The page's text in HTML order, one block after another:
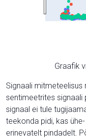
Graafik
Signaali
sentimeetrites signaali
signaal ei tule
teekonda pidi, kas
erinevatelt pindadelt.